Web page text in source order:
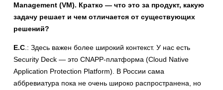
Management (VM). Кратко — что это за продукт, какую
задачу решает и чем отличается от существующих
решений?
Е.С .: Здесь важен более широкий контекст. У нас есть
Security Deck — это CNAPP-платформа (Cloud Native
Application Protection Platform). В России сама
аббревиатура пока не очень широко распространена, но